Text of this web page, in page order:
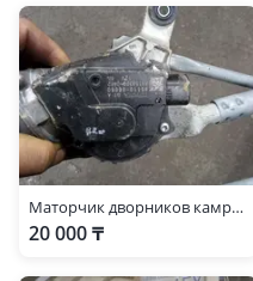
Маторчик дворников камри40
20 000 ₸